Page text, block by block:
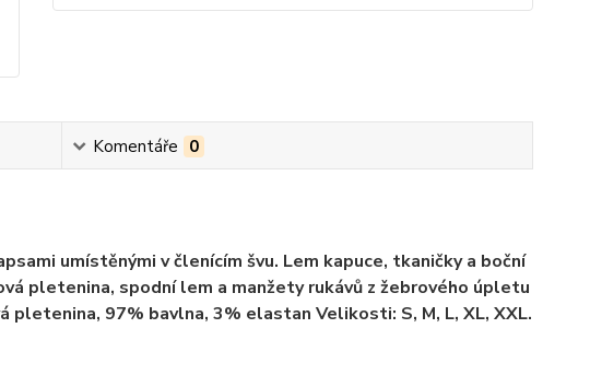
Komentáře 0
umístěnými v členícím švu. Lem kapuce, tkaničky a boční
pletenina, spodní lem a manžety rukávů z žebrového úpletu
97% bavlna, 3% elastan Velikosti: S, M, L, XL, XXL.